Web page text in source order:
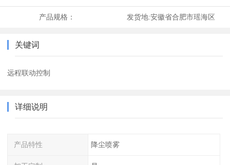
产品规格： 发货地:安徽省合肥市瑶海区
关键词
远程联动控制
详细说明
产品特性 降尘喷雾